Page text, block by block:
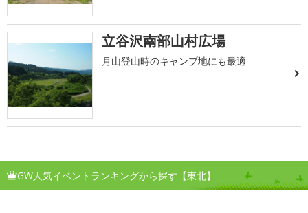
立谷沢南部山村広場
月山登山時のキャンプ地にも最適
GW人気イベントランキングから探す【東北】